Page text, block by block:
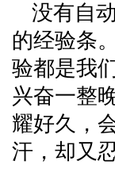
没有自
的经验条
验都是我
兴奋一整
耀好久，
汗，却又